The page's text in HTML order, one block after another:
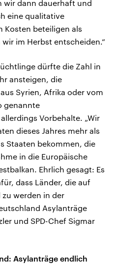
wir dann dauerhaft und
eine qualitative
Kosten beteiligen als
im Herbst entscheiden.“
dürfte die Zahl in
ansteigen, die
Syrien, Afrika oder vom
genannte
Vorbehalte. „Wir
dieses Jahres mehr als
Staaten bekommen, die
in die Europäische
Ehrlich gesagt: Es
dass Länder, die auf
werden in der
Asylanträge
und SPD-Chef Sigmar
Asylanträge endlich